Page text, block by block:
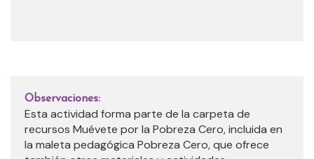
Observaciones:
Esta actividad forma parte de la carpeta de
recursos Muévete por la Pobreza Cero, incluida en
la maleta pedagógica Pobreza Cero, que ofrece